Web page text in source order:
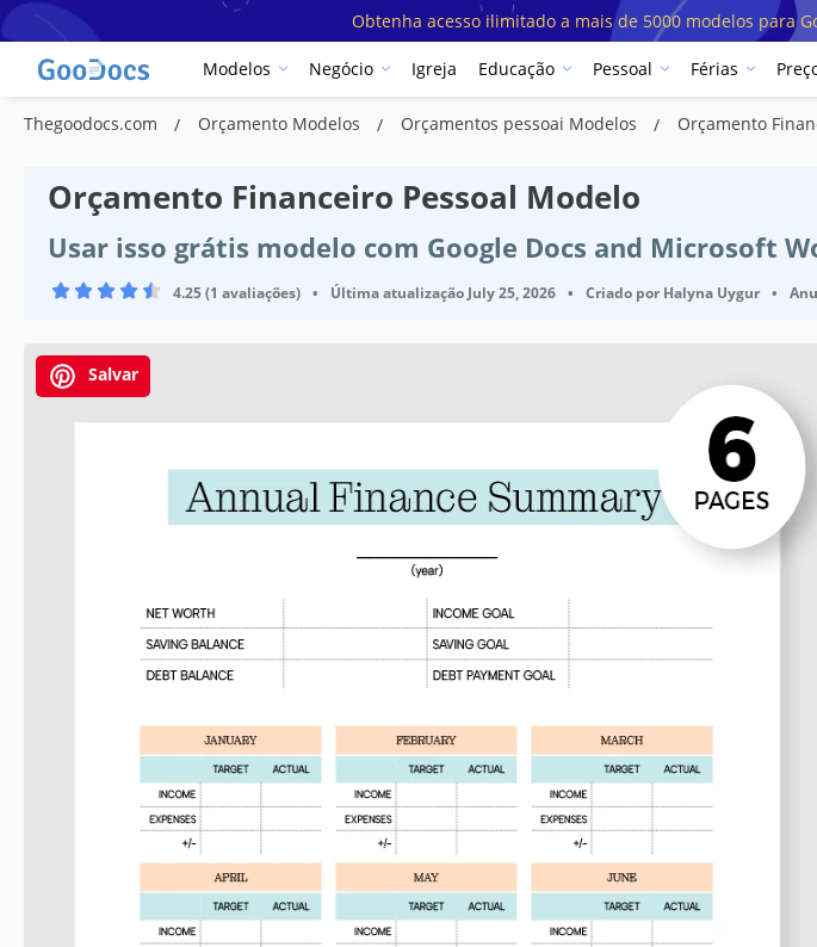
Obtenha acesso ilimitado a mais de 5000 modelos para
Modelos Negócio Igreja Educação Pessoal Férias
Thegoodocs.com Orçamento Modelos Orçamentos pessoai Modelos Orçamento
Orçamento Financeiro Pessoal Modelo
Usar isso grátis modelo com Google Docs and Microsoft
4.25 (1 avaliações) • Última atualização July 25, 2026 • Criado por Halyna Uygur •
Salvar